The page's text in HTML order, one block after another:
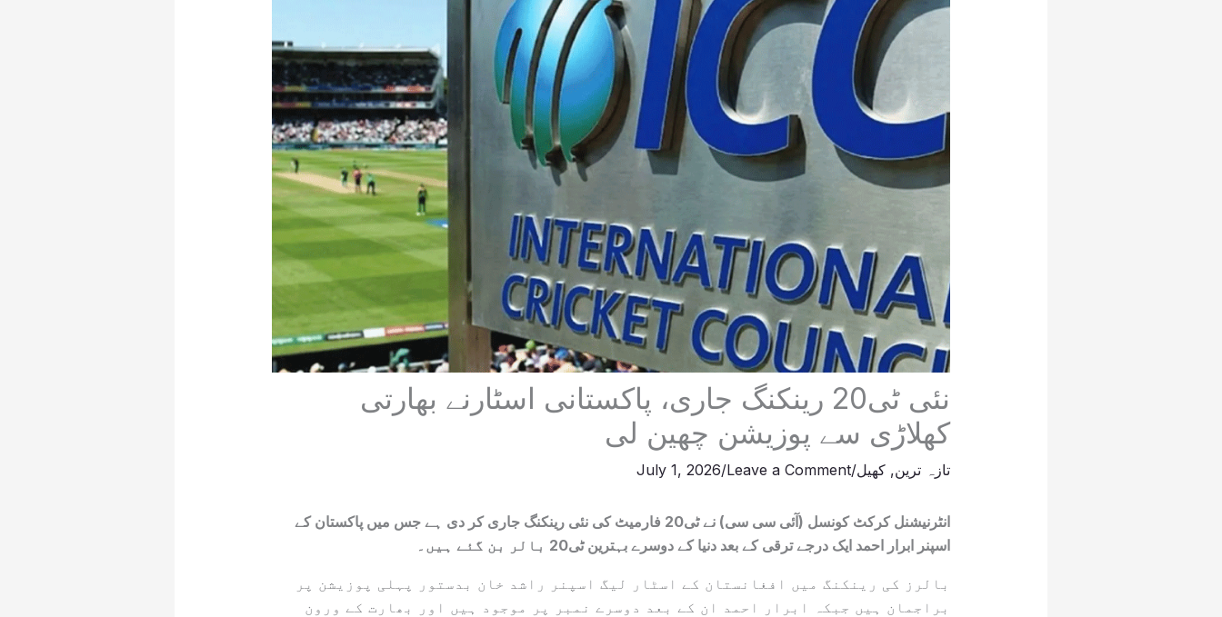
نئی ٹی20 رینکنگ جاری، پاکستانی اسٹارنے بھارتی
کھلاڑی سے پوزیشن چھین لی
تازہ ترین, کھیل/
Leave a Comment
/
July 1, 2026
انٹرنیشنل کرکٹ کونسل (آئی سی سی) نے ٹی20 فارمیٹ کی نئی رینکنگ جاری کر دی ہے جس میں پاکستان کے
اسپنر ابرار احمد ایک درجے ترقی کے بعد دنیا کے دوسرے بہترین ٹی20 بالر بن گئے ہیں۔
بالرز کی رینکنگ میں افغانستان کے اسٹار لیگ اسپنر راشد خان بدستور پہلی پوزیشن پر
براجمان ہیں جبکہ ابرار احمد ان کے بعد دوسرے نمبر پر موجود ہیں اور بھارت کے ورون